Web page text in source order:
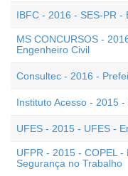
IBFC - 2016 - SES-PR -
MS CONCURSOS -
Engenheiro Civil
Consultec - 2016 -
Instituto Acesso - 2015
UFES - 2015 - UFES -
UFPR - 2015 - COPEL
Segurança no Trabalho